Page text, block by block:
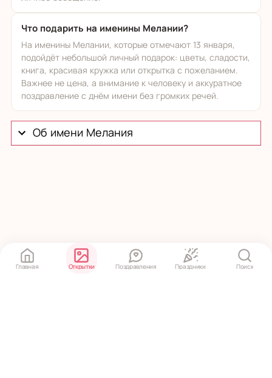
Что подарить на именины Мелании?
На именины Мелании, которые отмечают 13 января,
подойдёт небольшой личный подарок: цветы, сладости,
книга, красивая кружка или открытка с пожеланием.
Важнее не цена, а внимание к человеку и аккуратное
поздравление с днём имени без громких речей.
Об имени Мелания
Главная Открытки Поздравления Праздники Поиск